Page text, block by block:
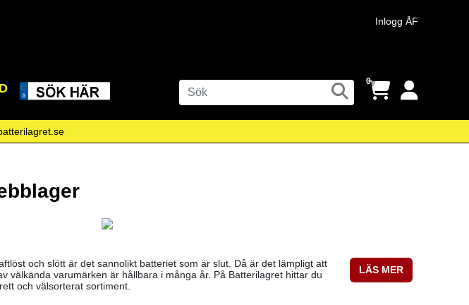
Inlogg ÅF
0
LÄS MER
och slött är det sannolikt batteriet som är slut. Då är det lämpligt att
välkända varumärken är hållbara i många år. På Batterilagret hittar du
och välsorterat sortiment.